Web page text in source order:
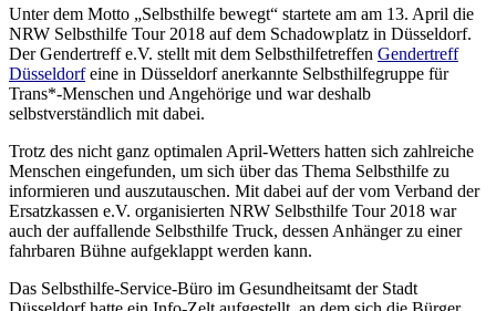
Unter dem Motto „Selbsthilfe bewegt“ startete am am 13. April die
NRW Selbsthilfe Tour 2018 auf dem Schadowplatz in Düsseldorf.
Der Gendertreff e.V. stellt mit dem Selbsthilfetreffen Gendertreff
Düsseldorfeine in Düsseldorf anerkannte Selbsthilfegruppe für
Trans*-Menschen und Angehörige und war deshalb
selbstverständlich mit dabei.
Trotz des nicht ganz optimalen April-Wetters hatten sich zahlreiche
Menschen eingefunden, um sich über das Thema Selbsthilfe zu
informieren und auszutauschen. Mit dabei auf der vom Verband der
Ersatzkassen e.V. organisierten NRW Selbsthilfe Tour 2018 war
auch der auffallende Selbsthilfe Truck, dessen Anhänger zu einer
fahrbaren Bühne aufgeklappt werden kann.
Das Selbsthilfe-Service-Büro im Gesundheitsamt der Stadt